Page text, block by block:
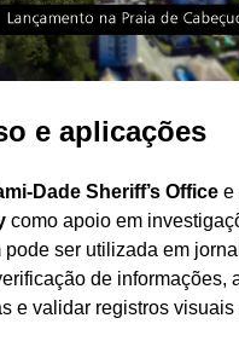
e aplicações
Dade Sheriff’s Office e
como apoio em
ser utilizada em
de informações,
e validar registros visuais